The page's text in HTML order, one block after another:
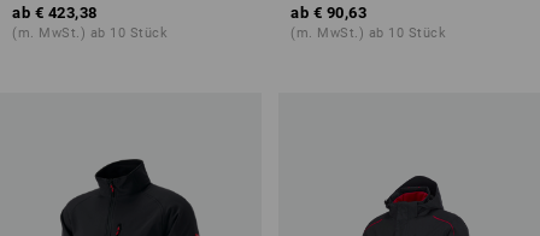
ab € 423,38
(m. MwSt.) ab 10 Stück
ab € 90,63
(m. MwSt.) ab 10 Stück